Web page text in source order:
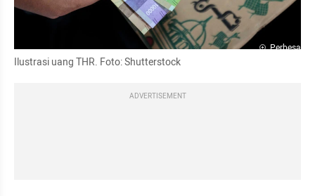
Perbesar
Ilustrasi uang THR. Foto: Shutterstock
ADVERTISEMENT